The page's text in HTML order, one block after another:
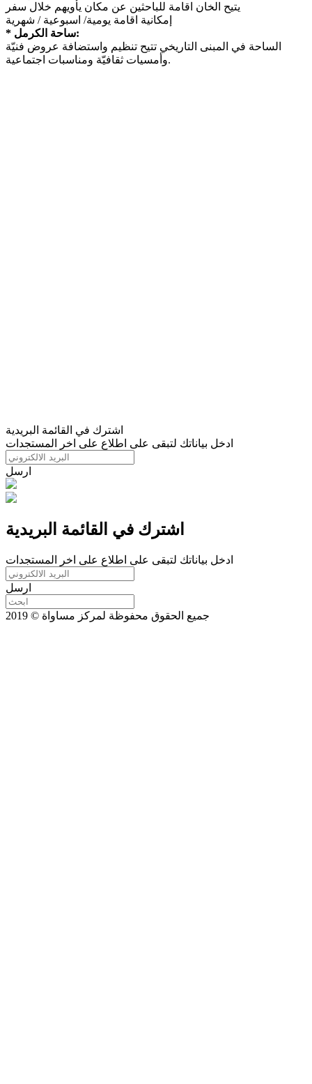
إمكانية اقامة يومية/ اسبوعية / شهرية
* ساحة الكرمل:
الساحة في المبنى التاريخي تتيح تنظيم واستضافة عروض فنيّة
وأمسيات ثقافيّة ومناسبات اجتماعية.
اشترك في القائمة البريدية
ادخل بياناتك لتبقى على اطلاع على اخر المستجدات
ارسل
اشترك في القائمة البريدية
ادخل بياناتك لتبقى على اطلاع على اخر المستجدات
ارسل
جميع الحقوق محفوظة لمركز مساواة © 2019